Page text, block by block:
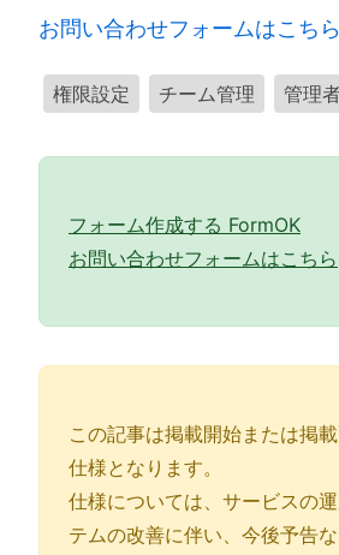
お問い合わせフォームはこちら
権限設定 チーム管理 管理
フォーム作成する FormOK
お問い合わせフォームはこちら
この記事は掲載開始または掲
仕様となります。
仕様については、サービスの
テムの改善に伴い、今後予告